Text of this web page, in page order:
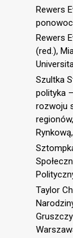
Rewers
Rewers
(red.),
Szultka
polityka
rozwoju
Taylor